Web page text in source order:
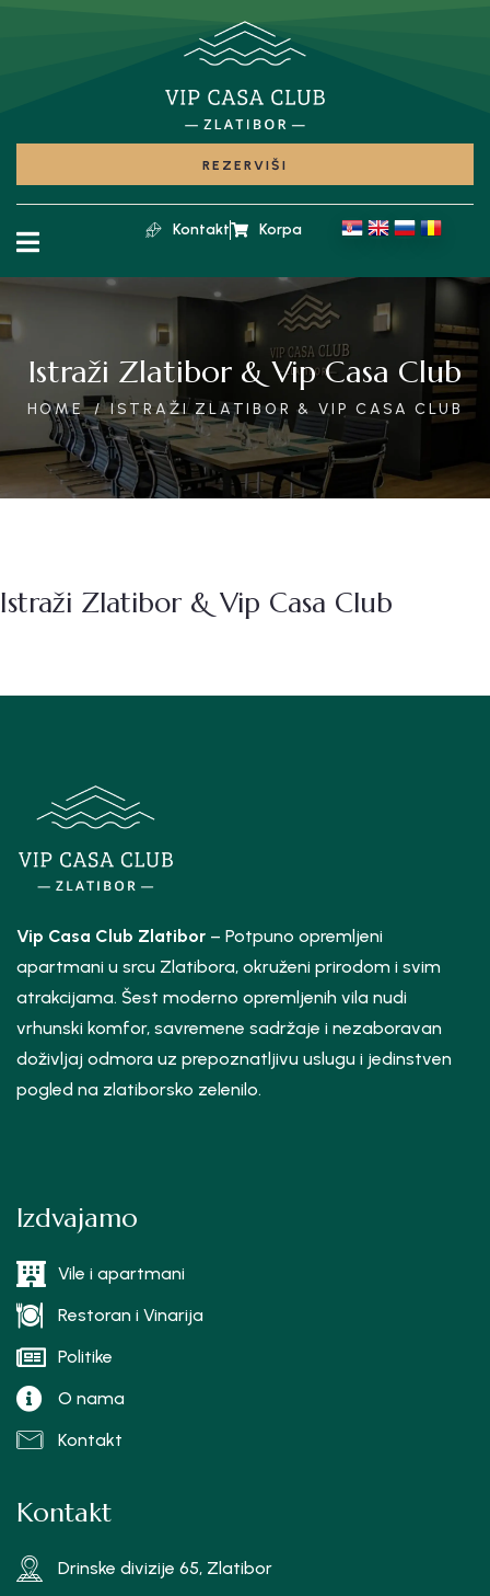
REZERVIŠI
Kontakt Korpa
Istraži Zlatibor & Vip Casa Club
HOME ISTRAŽI ZLATIBOR & VIP CASA CLUB
Istraži Zlatibor & Vip Casa Club
Vip Casa Club Zlatibor – Potpuno opremljeni
apartmani u srcu Zlatibora, okruženi prirodom i svim
atrakcijama. Šest moderno opremljenih vila nudi
vrhunski komfor, savremene sadržaje i nezaboravan
doživljaj odmora uz prepoznatljivu uslugu i jedinstven
pogled na zlatiborsko zelenilo.
Izdvajamo
Vile i apartmani
Restoran i Vinarija
Politike
O nama
Kontakt
Kontakt
Drinske divizije 65, Zlatibor